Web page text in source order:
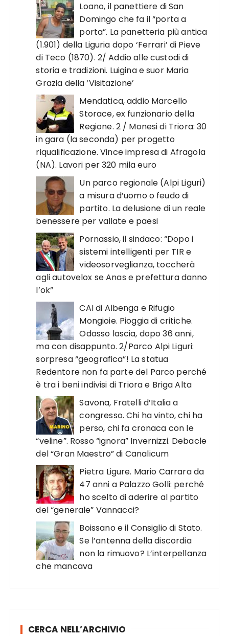
Loano, il panettiere di San
Domingo che fa il “porta a
porta”. La panetteria più antica
(1.901) della Liguria dopo ‘Ferrari’ di Pieve
di Teco (1870). 2/ Addio alle custodi di
storia e tradizioni. Luigina e suor Maria
Grazia della ‘Visitazione’
Mendatica, addio Marcello
Storace, ex funzionario della
Regione. 2 / Monesi di Triora: 30
in gara (la seconda) per progetto
riqualificazione. Vince impresa di Afragola
(NA). Lavori per 320 mila euro
Un parco regionale (Alpi Liguri)
a misura d’uomo o feudo di
partito. La delusione di un reale
benessere per vallate e paesi
Pornassio, il sindaco: “Dopo i
sistemi intelligenti per TIR e
videosorveglianza, toccherà
agli autovelox se Anas e prefettura danno
l’ok”
CAI di Albenga e Rifugio
Mongioie. Pioggia di critiche.
Odasso lascia, dopo 36 anni,
ma con disappunto. 2/Parco Alpi Liguri:
sorpresa “geografica”! La statua
Redentore non fa parte del Parco perché
è tra i beni indivisi di Triora e Briga Alta
Savona, Fratelli d’Italia a
congresso. Chi ha vinto, chi ha
perso, chi fa cronaca con le
“veline”. Rosso “ignora” Invernizzi. Debacle
del “Gran Maestro” di Canalicum
Pietra Ligure. Mario Carrara da
47 anni a Palazzo Golli: perché
ho scelto di aderire al partito
del “generale” Vannacci?
Boissano e il Consiglio di Stato.
Se l’antenna della discordia
non la rimuovo? L’interpellanza
che mancava
CERCA NELL’ARCHIVIO